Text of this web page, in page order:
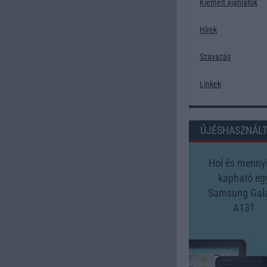
Kiemelt ajánlatok
Hírek
Szavazás
Linkek
Hol és
kapható
Samsung
A13?